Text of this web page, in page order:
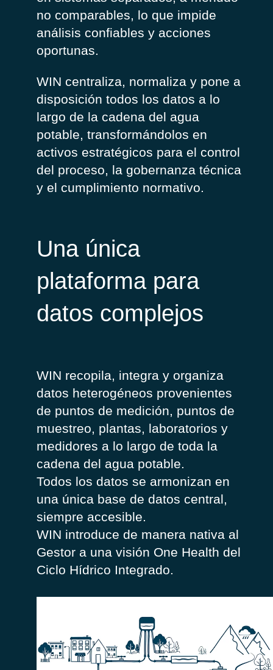
no comparables, lo que impide
análisis confiables y acciones
oportunas.
WIN centraliza, normaliza y pone a
disposición todos los datos a lo
largo de la cadena del agua
potable, transformándolos en
activos estratégicos para el control
del proceso, la gobernanza técnica
y el cumplimiento normativo.
Una única
plataforma para
datos complejos
WIN recopila, integra y organiza
datos heterogéneos provenientes
de puntos de medición, puntos de
muestreo, plantas, laboratorios y
medidores a lo largo de toda la
cadena del agua potable.
Todos los datos se armonizan en
una única base de datos central,
siempre accesible.
WIN introduce de manera nativa al
Gestor a una visión One Health del
Ciclo Hídrico Integrado.